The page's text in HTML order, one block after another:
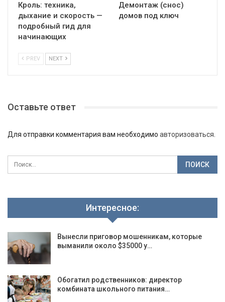
Кроль: техника,
дыхание и скорость —
подробный гид для
начинающих
Демонтаж (снос)
домов под ключ
PREV NEXT
Оставьте ответ
Для отправки комментария вам необходимо авторизоваться
Интересное:
Вынесли приговор мошенникам, которые
выманили около $35000 у…
Обогатил родственников: директор
комбината школьного питания…